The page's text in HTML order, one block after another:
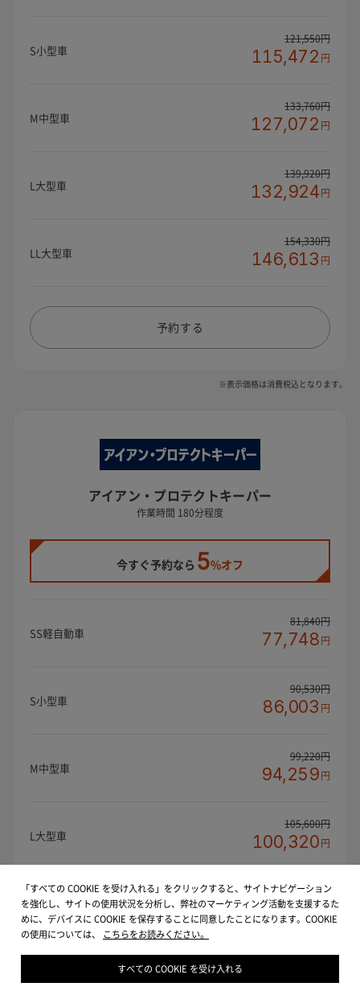
S小型車
121,550円
115,472 円
M中型車
133,760円
127,072 円
L大型車
139,920円
132,924円
LL大型車
154,330円
146,613 円
予約する
※表示価格は消費税込となります。
アイアン・プロテクトキーパー
作業時間 180分程度
今すぐ予約なら 5%オフ
SS軽自動車
81,840円
77,748円
S小型車
90,530円
86,003 円
M中型車
99,220円
94,259円
L大型車
105,600円
100,320円
LL大型車
116,600円
110,770 円
予約する
「すべての COOKIE を受け入れる」をクリックすると、サイトナビゲーション
を強化し、サイトの使用状況を分析し、弊社のマーケティング活動を支援するた
めに、デバイスに COOKIE を保存することに同意したことになります。COOKIE
の使用については、
こちらをお読みください。
すべての COOKIE を受け入れる